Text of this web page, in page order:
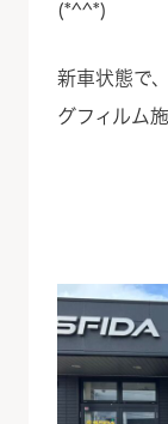
(*^^*)
新車状態で
グフィルム